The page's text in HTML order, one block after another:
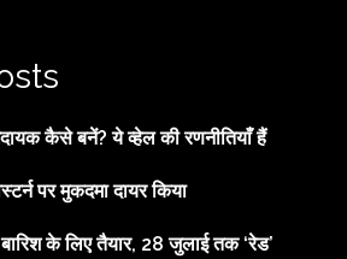
कैसे बनें? ये व्हेल की रणनीतियाँ हैं
पर मुकदमा दायर किया
के लिए तैयार, 28 जुलाई तक ‘रेड’